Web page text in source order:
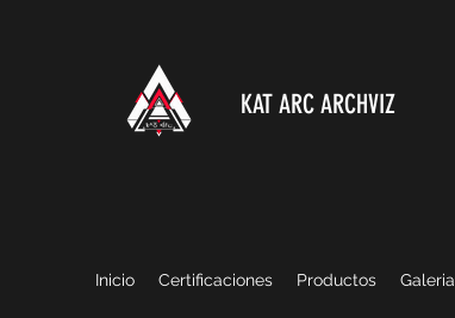
KAT ARC ARCHVIZ
Inicio Certificaciones Productos Galeria